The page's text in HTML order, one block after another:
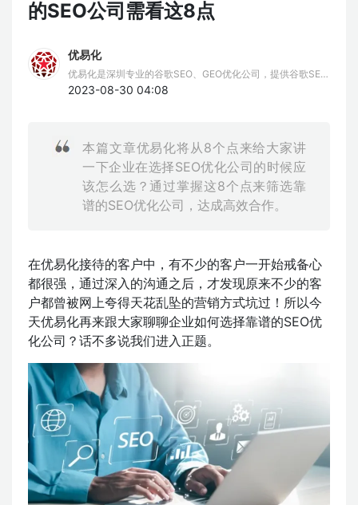
的SEO公司需看这8点
优易化
优易化是深圳专业的谷歌SEO、GEO优化公司，提供谷歌SEO
推广、谷歌排名优化、GEO服务。我们擅长谷歌SEO挖词策
2023-08-30 04:08
本篇文章优易化将从8个点来给大家讲
一下企业在选择SEO优化公司的时候应
该怎么选？通过掌握这8个点来筛选靠
谱的SEO优化公司，达成高效合作。
在优易化接待的客户中，有不少的客户一开始戒备心
都很强，通过深入的沟通之后，才发现原来不少的客
户都曾被网上夸得天花乱坠的营销方式坑过！所以今
天优易化再来跟大家聊聊企业如何选择靠谱的SEO优
化公司？话不多说我们进入正题。